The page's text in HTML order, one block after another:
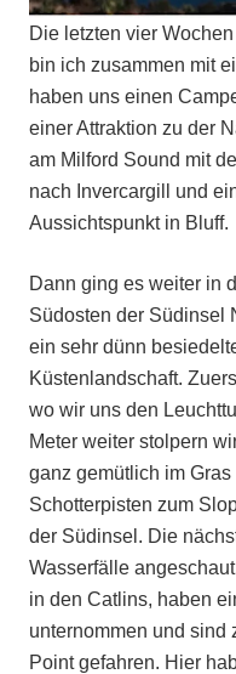
Die letzten vier
bin ich zusammen mit
haben uns einen
einer Attraktion zu der
am Milford Sound mit
nach Invercargill und
Aussichtspunkt in Bluff.
Dann ging es weiter in
Südosten der Südinsel
ein sehr dünn
Küstenlandschaft.
wo wir uns den
Meter weiter stolpern
ganz gemütlich im
Schotterpisten zum
der Südinsel. Die
Wasserfälle
in den Catlins, haben
unternommen und sind
Point gefahren. Hier